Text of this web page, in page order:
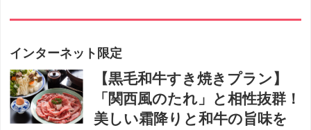
インターネット限定
【黒毛和牛すき焼きプラン】
「関西風のたれ」と相性抜群！
美しい霜降りと和牛の旨味を